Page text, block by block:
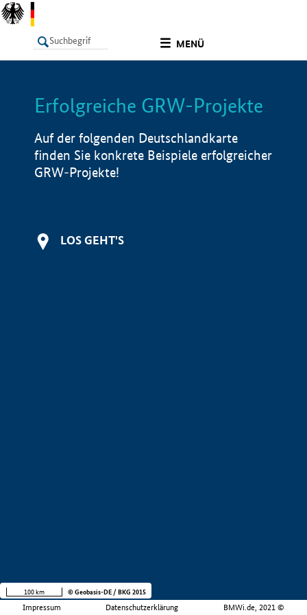
MENÜ
LISTE Info
Erfolgreiche GRW-Projekte
Auf der folgenden Deutschlandkarte
finden Sie konkrete Beispiele erfolgreicher
GRW-Projekte!
LOS GEHT'S
Impressum Datenschutzerklärung BMWi.de, 2021 ©
100 km © Geobasis-DE / BKG 2015